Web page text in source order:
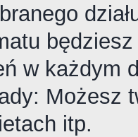
w każdym
Możesz
itp.